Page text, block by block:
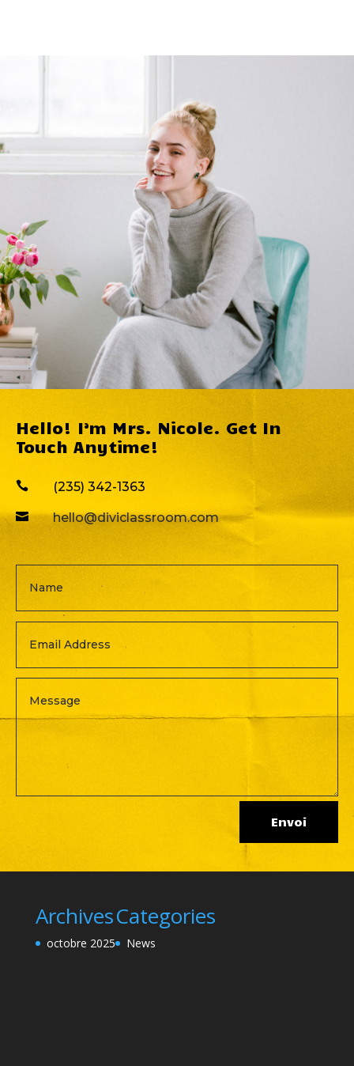
Hello! I’m Mrs. Nicole. Get In
Touch Anytime!
 (235) 342-1363
 hello@diviclassroom.com
Envoi
Archives
octobre 2025
Categories
News